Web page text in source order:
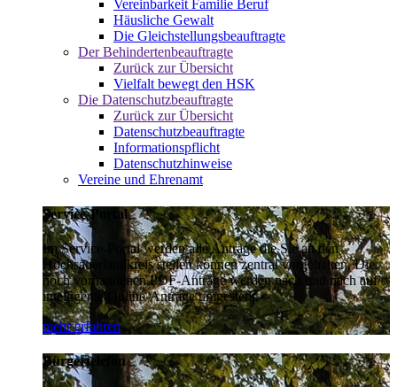
Vereinbarkeit Familie Beruf
Häusliche Gewalt
Die Gleichstellungsbeauftragte
Der Behindertenbeauftragte
Zurück zur Übersicht
Vielfalt bewegt den HSK
Die Datenschutzbeauftragte
Zurück zur Übersicht
Datenschutzbeauftragte
Informationspflicht
Datenschutzhinweise
Vereine und Ehrenamt
Service-Portal
Im Service-Portal werden alle Anträge die Sie an den
Hochsauerlandkreis stellen können zentral vorgehalten. Die
noch vorhandenen PDF-Anträge werden nach und nach auf
intelligente Online-Anträge umgestellt.
mehr erfahren
Bürgertelefon